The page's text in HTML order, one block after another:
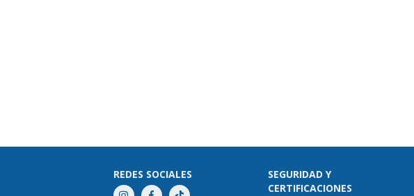
REDES SOCIALES
SEGURIDAD Y
CERTIFICACIONES